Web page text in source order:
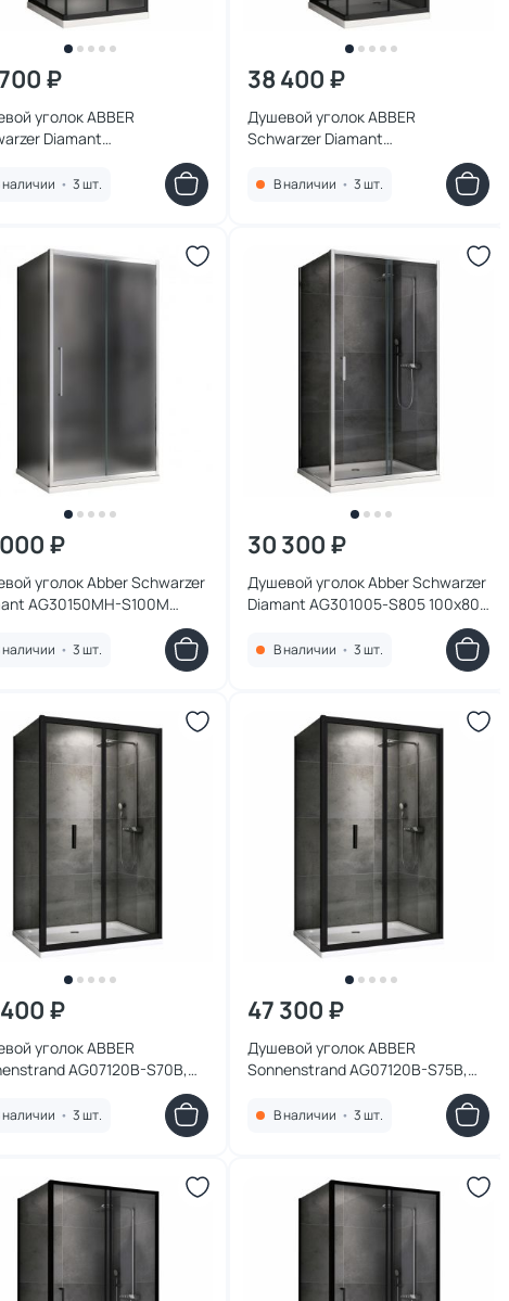
₽
уголок ABBER
Diamant
черный, стекло матовое
наличии • 3 шт.
38 400 ₽
Душевой уголок ABBER
Schwarzer Diamant
профиль черный, стекло
В наличии • 3 шт.
₽
уголок Abber Schwarzer
AG30150MH-S100M
матовое
наличии • 3 шт.
30 300 ₽
Душевой уголок Abber Schwarzer
Diamant AG301005-S805 100х80
прозрачное
В наличии • 3 шт.
₽
уголок ABBER
AG07120B-S70B,
прозрачное
наличии • 3 шт.
47 300 ₽
Душевой уголок ABBER
Sonnenstrand AG07120B-S75B,
стекло прозрачное
В наличии • 3 шт.